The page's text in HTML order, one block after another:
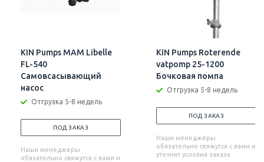
KIN Pumps MAM Libelle
FL-540
Самовсасывающий
насос
Отгрузка 5-8 недель
ПОД ЗАКАЗ
Наши менеджеры
обязательно свяжутся с вами и
KIN Pumps Roterende
vatpomp 25-1200
Бочковая помпа
Отгрузка 5-8 недель
ПОД ЗАКАЗ
Наши менеджеры
обязательно свяжутся с вами и
уточнят условия заказа